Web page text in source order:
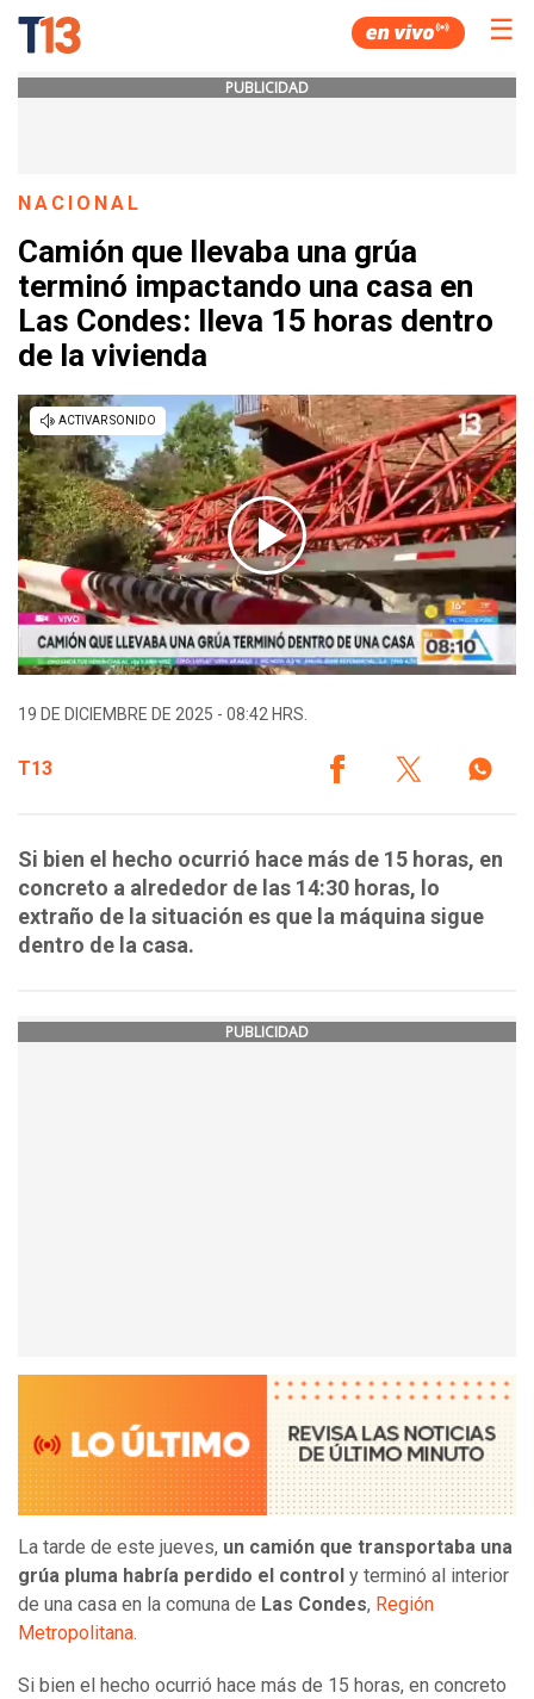
☰
PUBLICIDAD
NACIONAL
Camión que llevaba una grúa
terminó impactando una casa en
Las Condes: lleva 15 horas dentro
de la vivienda
19 DE DICIEMBRE DE 2025 - 08:42 HRS.
T13
Si bien el hecho ocurrió hace más de 15 horas, en
concreto a alrededor de las 14:30 horas, lo
extraño de la situación es que la máquina sigue
dentro de la casa.
PUBLICIDAD
La tarde de este jueves, un camión que transportaba una
grúa pluma habría perdido el control y terminó al interior
de una casa en la comuna de Las Condes, Región
Metropolitana.
Si bien el hecho ocurrió hace más de 15 horas, en concreto